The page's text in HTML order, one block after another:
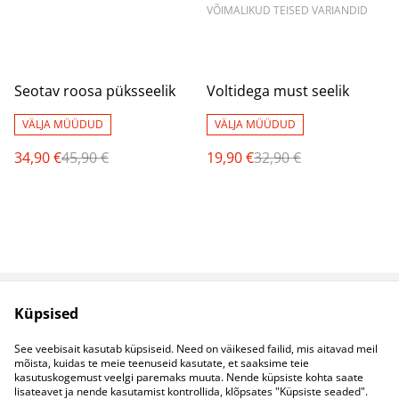
VÕIMALIKUD TEISED VARIANDID
%
Seotav roosa püksseelik
VÄLJA MÜÜDUD
34,90 €45,90 €
%
Voltidega must seelik
VÄLJA MÜÜDUD
19,90 €32,90 €
Müügitingimused
Küpsised
Kontaktid
B2B koostöö
Küpsised
See veebisait kasutab küpsiseid. Need on väikesed failid, mis aitavad meil
mõista, kuidas te meie teenuseid kasutate, et saaksime teie
kasutuskogemust veelgi paremaks muuta. Nende küpsiste kohta saate
lisateavet ja nende kasutamist kontrollida, klõpsates "Küpsiste seaded".